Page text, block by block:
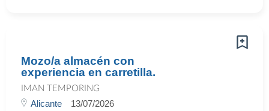
Mozo/a almacén con
experiencia en carretilla.
IMAN TEMPORING
Alicante 13/07/2026